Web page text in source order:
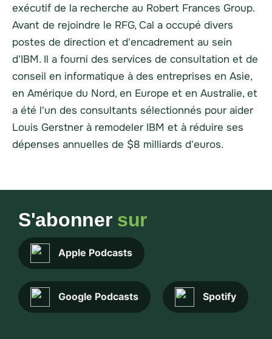
exécutif de la recherche au Robert Frances Group.
Avant de rejoindre le RFG, Cal a occupé divers
postes de direction et d'encadrement au sein
d'IBM. Il a fourni des services de consultation et de
conseil en informatique à des entreprises en Asie,
en Amérique du Nord, en Europe et en Australie, et
a été l'un des consultants sélectionnés pour aider
Louis Gerstner à remodeler IBM et à réduire ses
dépenses annuelles de $8 milliards d'euros.
S'abonner sur
Apple Podcasts
Google Podcasts Spotify